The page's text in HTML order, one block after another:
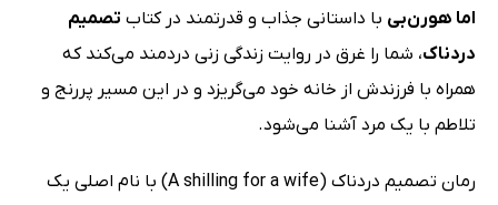
اما هورن‌بی با داستانی جذاب و قدرتمند در کتاب تصمیم
دردناک، شما را غرق در روایت زندگی زنی دردمند می‌کند که
همراه با فرزندش از خانه خود می‌گریزد و در این مسیر پررنج و
تلاطم با یک مرد آشنا می‌شود.
رمان تصمیم دردناک (A shilling for a wife) با نام اصلی یک